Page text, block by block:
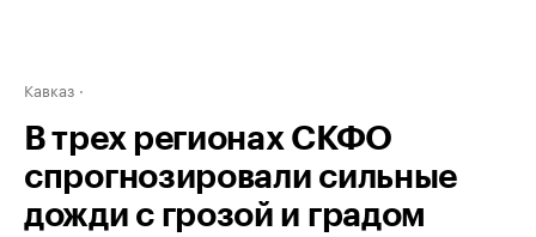
Кавказ
В трех регионах СКФО
спрогнозировали сильные
дожди с грозой и градом